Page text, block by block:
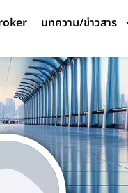
บทความ/ข่าวสาร